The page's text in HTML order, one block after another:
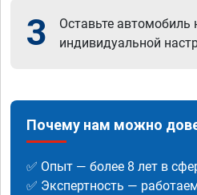
3
Оставьте автомобиль
индивидуальной
Почему нам можно
✅ Опыт — более 8 лет в
✅ Экспертность —